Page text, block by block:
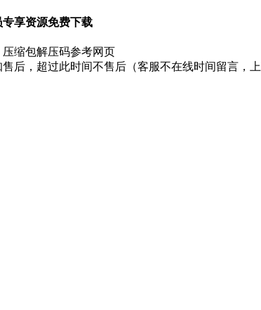
专享资源免费下载
缩包解压码参考网页
后，超过此时间不售后（客服不在线时间留言，上